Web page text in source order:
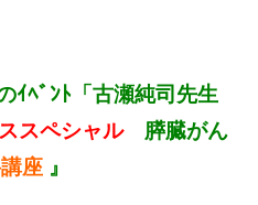
ｲﾍﾞﾝﾄ「古瀬純司先生
スペシャル膵臓がん
座 』